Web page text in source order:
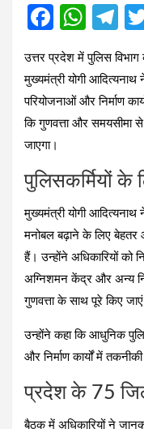
F
a
ce
b
o
o
k
W
h
at
s
A
p
T
el
e
gr
a
उत्तर प्रदेश में पुलिस
मुख्यमंत्री योगी
परियोजनाओं और निर्माण
कि गुणवत्ता और समयसीमा से
जाएगा।
पुलिसकर्मियों के
मुख्यमंत्री योगी आदित्यनाथ
मनोबल बढ़ाने के लिए बेहतर
हैं। उन्होंने अधिकारियों को
अग्निशमन केंद्र और अन्य
गुणवत्ता के साथ पूरे किए
उन्होंने कहा कि आधुनिक
और निर्माण कार्यों में
प्रदेश के 75
बैठक में अधिकारियों ने